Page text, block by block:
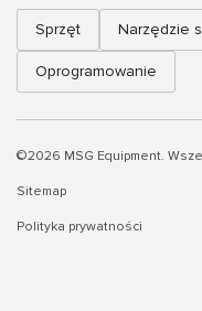
Sprzęt Narzędzie
Oprogramowanie
©2026 MSG Equipment.
Sitemap
Polityka prywatności